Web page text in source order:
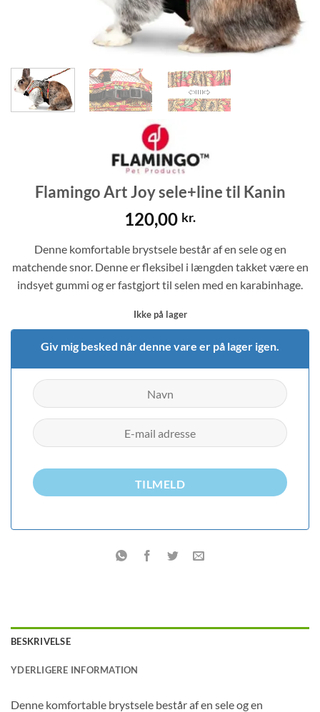
Flamingo Art Joy sele+line til Kanin
120,00 kr.
Denne komfortable brystsele består af en sele og en
matchende snor. Denne er fleksibel i længden takket være en
indsyet gummi og er fastgjort til selen med en karabinhage.
Ikke på lager
Giv mig besked når denne vare er på lager igen.
TILMELD
BESKRIVELSE
YDERLIGERE INFORMATION
Denne komfortable brystsele består af en sele og en